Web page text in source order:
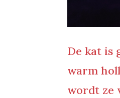
De kat is
warm
wordt ze